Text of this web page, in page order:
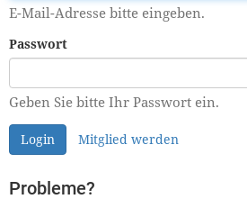
E-Mail-Adresse bitte eingeben.
Passwort
Geben Sie bitte Ihr Passwort ein.
Login Mitglied werden
Probleme?